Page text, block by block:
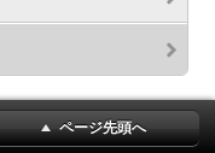
ページ先頭へ